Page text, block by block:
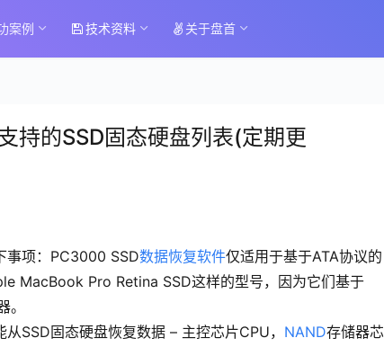
案例 技术资料 关于盘首
持的SSD固态硬盘列表(定期更
项： PC3000 SSD数据恢复软件仅适用于基于ATA协议的
MacBook Pro Retina SSD这样的型号，因为它们基于
从SSD固态硬盘恢复数据 – 主控芯片CPU， NAND存储器芯